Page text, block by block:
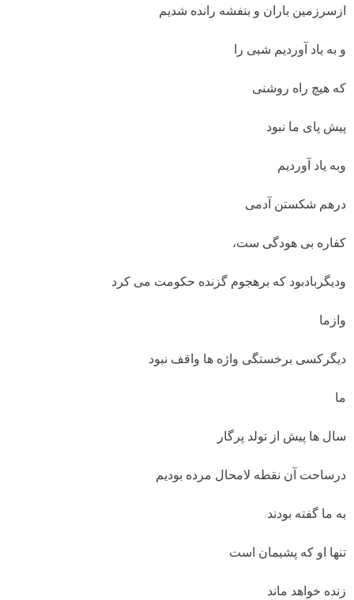
ازسرزمین باران و بنفشه رانده شدیم
و به یاد آوردیم شبی را
که هیچ راه روشنی
پیش پای ما نبود
وبه یاد آوردیم
درهم شکستن آدمی
کفاره بی هودگی ست،
ودیگربادبود که برهجوم گزنده حکومت می کرد
وازما
دیگرکسی برخستگی واژه ها واقف نبود
ما
سال ها پیش از تولد پرگار
درساحت آن نقطه لامحال مرده بودیم
به ما گفته بودند
تنها او که پشیمان است
زنده خواهد ماند